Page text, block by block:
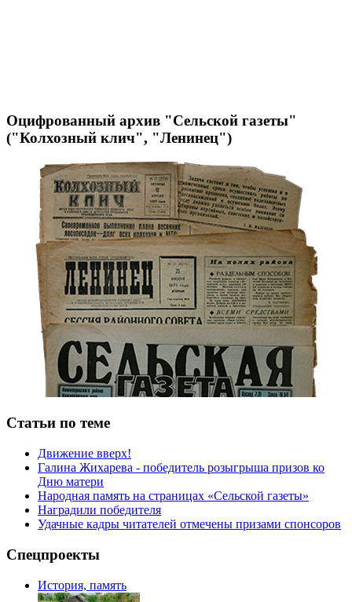
Оцифрованный архив "Сельской газеты"
("Колхозный клич", "Ленинец")
Статьи по теме
Движение вверх!
Галина Жихарева - победитель розыгрыша призов ко
Дню матери
Народная память на страницах «Сельской газеты»
Наградили победителя
Удачные кадры читателей отмечены призами спонсоров
Спецпроекты
История, память